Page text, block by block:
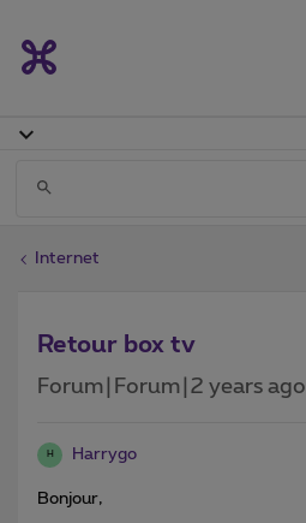
Internet
Retour box tv
Forum|Forum|2 years ago
H Harrygo
Bonjour,